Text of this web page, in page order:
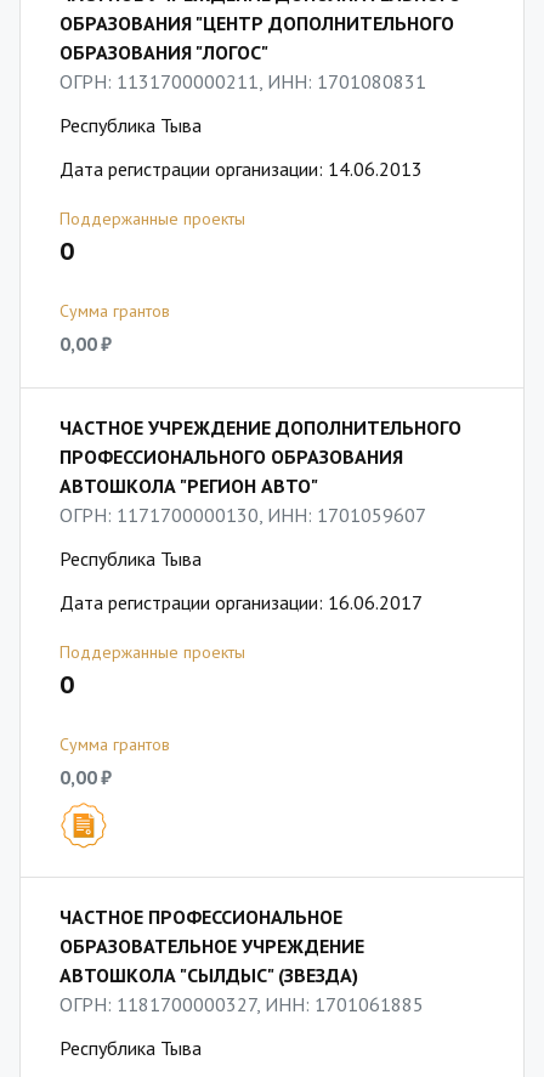
ОБРАЗОВАНИЯ "ЦЕНТР ДОПОЛНИТЕЛЬНОГО
ОБРАЗОВАНИЯ "ЛОГОС"
ОГРН: 1131700000211, ИНН: 1701080831
Республика Тыва
Дата регистрации организации: 14.06.2013
Поддержанные проекты
0
Сумма грантов
0,00 ₽
ЧАСТНОЕ УЧРЕЖДЕНИЕ ДОПОЛНИТЕЛЬНОГО
ПРОФЕССИОНАЛЬНОГО ОБРАЗОВАНИЯ
АВТОШКОЛА "РЕГИОН АВТО"
ОГРН: 1171700000130, ИНН: 1701059607
Республика Тыва
Дата регистрации организации: 16.06.2017
Поддержанные проекты
0
Сумма грантов
0,00 ₽
ЧАСТНОЕ ПРОФЕССИОНАЛЬНОЕ
ОБРАЗОВАТЕЛЬНОЕ УЧРЕЖДЕНИЕ
АВТОШКОЛА "СЫЛДЫС" (ЗВЕЗДА)
ОГРН: 1181700000327, ИНН: 1701061885
Республика Тыва